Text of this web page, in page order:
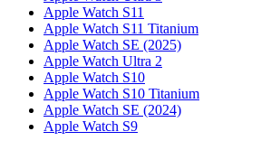
Apple Watch S11
Apple Watch S11 Titanium
Apple Watch SE (2025)
Apple Watch Ultra 2
Apple Watch S10
Apple Watch S10 Titanium
Apple Watch SE (2024)
Apple Watch S9